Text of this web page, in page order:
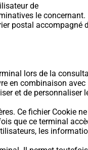
de
le concernant.
postal accompagné
lors de la
en combinaison avec
et de personnaliser
Ce fichier Cookie
que ce terminal
les